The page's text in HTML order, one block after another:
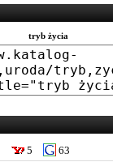
tryb życia
5 63